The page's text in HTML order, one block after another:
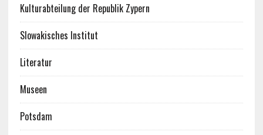
Kulturabteilung der Republik Zypern
Slowakisches Institut
Literatur
Museen
Potsdam